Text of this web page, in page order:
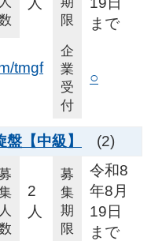
限
まで
tmgf
企
業
受
付
○
盤【中級】 (2)
人
2
人
募
集
期
限
令和8
年8月
19日
まで